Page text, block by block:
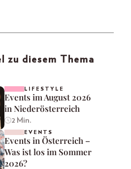
zu diesem Thema
LIFESTYLE
Events im August 2026
in Niederösterreich
2 Min.
EVENTS
Events in Österreich –
Was ist los im Sommer
2026?